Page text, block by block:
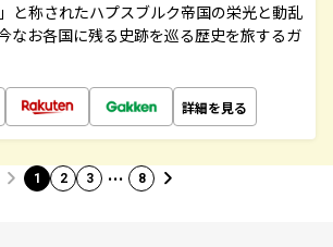
と称されたハプスブルク帝国の栄光と動乱
なお各国に残る史跡を巡る歴史を旅するガ
詳細を見る
1 2 3 … 8